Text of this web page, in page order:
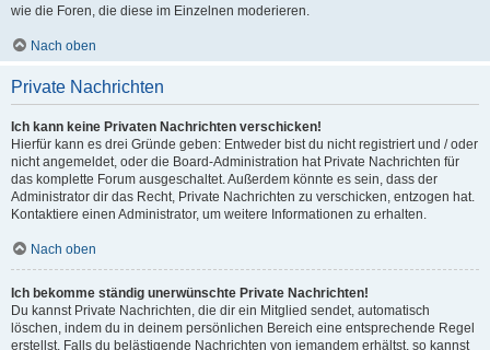
wie die Foren, die diese im Einzelnen moderieren.
Nach oben
Private Nachrichten
Ich kann keine Privaten Nachrichten verschicken!
Hierfür kann es drei Gründe geben: Entweder bist du nicht registriert und / oder
nicht angemeldet, oder die Board-Administration hat Private Nachrichten für
das komplette Forum ausgeschaltet. Außerdem könnte es sein, dass der
Administrator dir das Recht, Private Nachrichten zu verschicken, entzogen hat.
Kontaktiere einen Administrator, um weitere Informationen zu erhalten.
Nach oben
Ich bekomme ständig unerwünschte Private Nachrichten!
Du kannst Private Nachrichten, die dir ein Mitglied sendet, automatisch
löschen, indem du in deinem persönlichen Bereich eine entsprechende Regel
erstellst. Falls du belästigende Nachrichten von jemandem erhältst, so kannst